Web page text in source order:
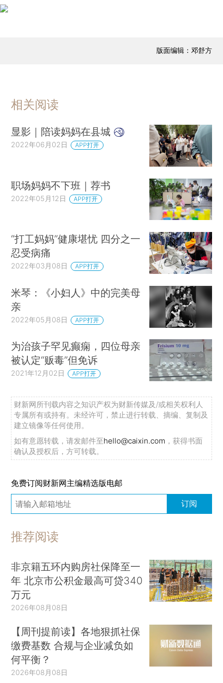
版面编辑：邓舒方
相关阅读
显影｜陪读妈妈在县城
2022年06月02日 APP打开
职场妈妈不下班｜荐书
2022年05月12日 APP打开
“打工妈妈”健康堪忧 四分之一
忍受病痛
2022年03月08日 APP打开
米琴：《小妇人》中的完美母
亲
2022年05月08日 APP打开
为治孩子罕见癫痫，四位母亲
被认定“贩毒”但免诉
2021年12月02日 APP打开
财新网所刊载内容之知识产权为财新传媒及/或相关权利人
专属所有或持有。未经许可，禁止进行转载、摘编、复制及
建立镜像等任何使用。
如有意愿转载，请发邮件至hello@caixin.com ，获得书面
确认及授权后，方可转载。
免费订阅财新网主编精选版电邮
订阅
推荐阅读
非京籍五环内购房社保降至一
年 北京市公积金最高可贷340
万元
2026年08月08日
【周刊提前读】各地狠抓社保
缴费基数 合规与企业减负如
何平衡？
2026年08月08日